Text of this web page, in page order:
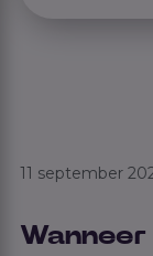
11 september